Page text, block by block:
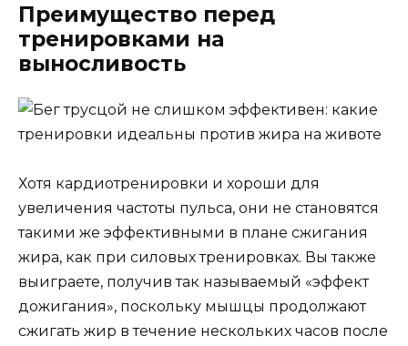
Преимущество перед
тренировками на
выносливость
Хотя кардиотренировки и хороши для
увеличения частоты пульса, они не становятся
такими же эффективными в плане сжигания
жира, как при силовых тренировках. Вы также
выиграете, получив так называемый «эффект
дожигания», поскольку мышцы продолжают
сжигать жир в течение нескольких часов после